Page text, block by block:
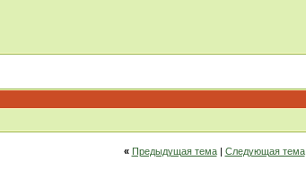
« Предыдущая тема| Следующая тема